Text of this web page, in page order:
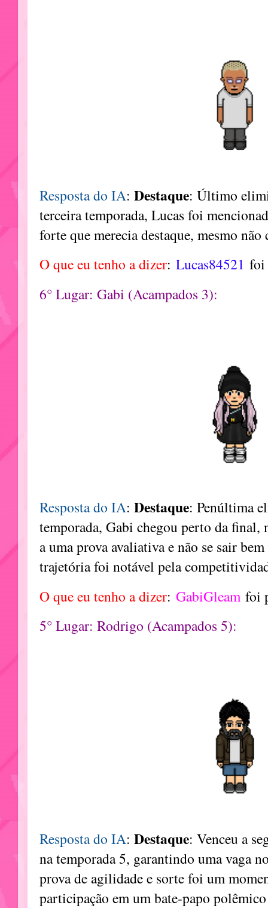
Resposta do IA: Destaque: Último
terceira temporada, Lucas foi
forte que merecia destaque, mesmo
O que eu tenho a dizer: Lucas84521 foi
6° Lugar: Gabi (Acampados 3):
Resposta do IA: Destaque: Penúltima
temporada, Gabi chegou perto da
a uma prova avaliativa e não se sair
trajetória foi notável pela
O que eu tenho a dizer: GabiGleam foi
5° Lugar: Rodrigo (Acampados 5):
Resposta do IA: Destaque: Venceu a
na temporada 5, garantindo uma vaga
prova de agilidade e sorte foi um
participação em um bate-papo